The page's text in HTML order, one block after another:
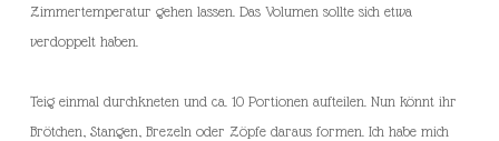
Zimmertemperatur gehen lassen. Das Volumen sollte sich etwa
verdoppelt haben.
Teig einmal durchkneten und ca. 10 Portionen aufteilen. Nun könnt ihr
Brötchen, Stangen, Brezeln oder Zöpfe daraus formen. Ich habe mich